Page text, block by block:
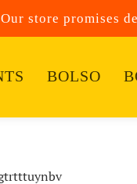
BOLSO
store promises